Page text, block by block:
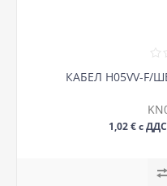
КАБЕЛ H05VV-F/
1,02 € с